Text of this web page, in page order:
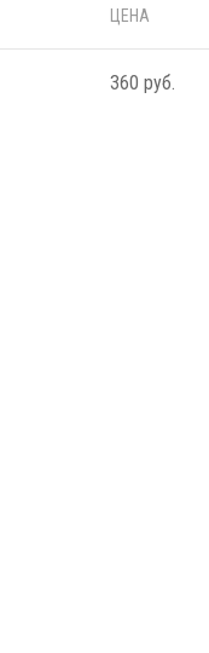
ЦЕНА
360 руб.